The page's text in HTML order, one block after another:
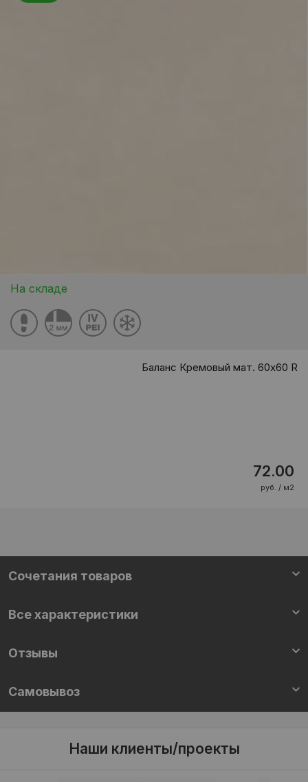
На складе
Баланс Кремовый мат. 60x60 R
72.00
руб. / м2
Cочетания товаров
Все характеристики
Отзывы
Самовывоз
Наши клиенты/проекты